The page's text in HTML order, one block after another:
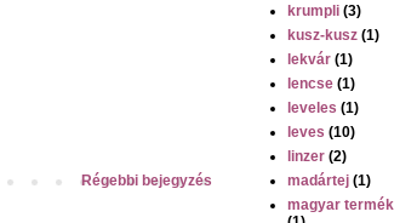
Régebbi bejegyzés
krumpli (3)
kusz-kusz (1)
lekvár (1)
lencse (1)
leveles (1)
leves (10)
linzer (2)
madártej (1)
magyar termék